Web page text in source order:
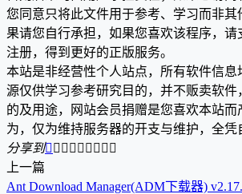
您同意只将此文件用于参考、学习而非其
果请您自行承担，如果您喜欢该程序，请
注册，得到更好的正版服务。
本站是非经营性个人站点，所有软件信息
源仅供学习参考研究目的，并不贩卖软件
的及用途，网站会员捐赠是您喜欢本站而
为，仅为维持服务器的开支与维护，全凭
分享到        
上一篇
Ant Download Manager(ADM下载器)